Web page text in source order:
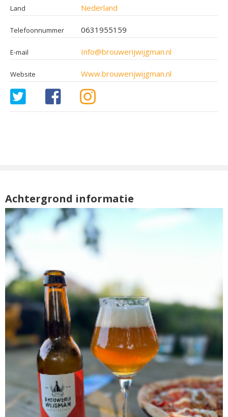
Land Nederland
Telefoonnummer 0631955159
E-mail Info@brouwerijwijgman.nl
Website Www.brouwerijwijgman.nl
Achtergrond informatie